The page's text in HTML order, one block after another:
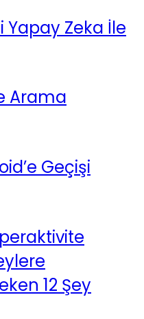
Yapay Zeka İle
Arama
Geçişi
12 Şey